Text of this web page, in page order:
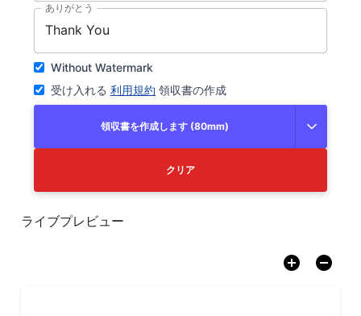
ありがとう
Without Watermark
受け入れる 利用規約 領収書の作成
領収書を作成します (80mm)
クリア
ライブプレビュー